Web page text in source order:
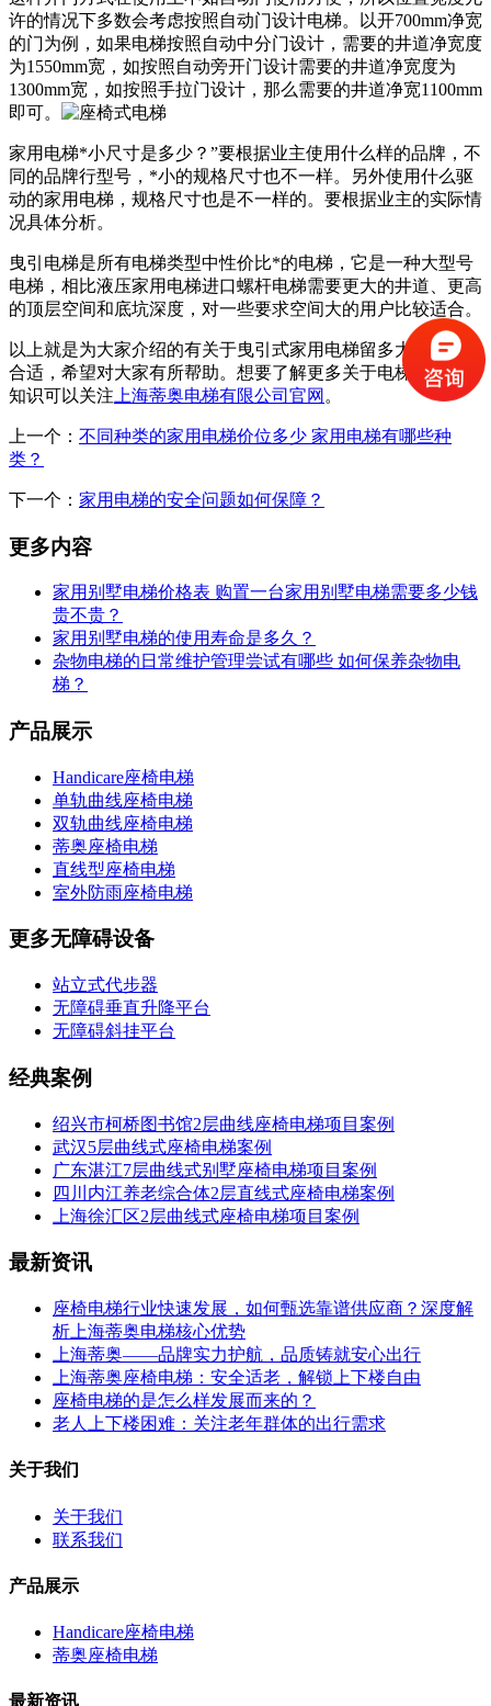
许的情况下多数会考虑按照自动门设计电梯。以开700mm净宽
的门为例，如果电梯按照自动中分门设计，需要的井道净宽度
为1550mm宽，如按照自动旁开门设计需要的井道净宽度为
1300mm宽，如按照手拉门设计，那么需要的井道净宽1100mm
即可。
家用电梯*小尺寸是多少？”要根据业主使用什么样的品牌，不
同的品牌行型号，*小的规格尺寸也不一样。另外使用什么驱
动的家用电梯，规格尺寸也是不一样的。要根据业主的实际情
况具体分析。
曳引电梯是所有电梯类型中性价比*的电梯，它是一种大型号
电梯，相比液压家用电梯进口螺杆电梯需要更大的井道、更高
的顶层空间和底坑深度，对一些要求空间大的用户比较适合。
以上就是为大家介绍的有关于曳引式家用电梯留多大尺寸井道
合适，希望对大家有所帮助。想要了解更多关于电梯方面的小
知识可以关注 上海蒂奥电梯有限公司官网 。
上一个： 不同种类的家用电梯价位多少 家用电梯有哪些种
类？
下一个： 家用电梯的安全问题如何保障？
更多内容
家用别墅电梯价格表 购置一台家用别墅电梯需要多少钱
贵不贵？
家用别墅电梯的使用寿命是多久？
杂物电梯的日常维护管理尝试有哪些 如何保养杂物电
梯？
产品展示
Handicare座椅电梯
单轨曲线座椅电梯
双轨曲线座椅电梯
蒂奥座椅电梯
直线型座椅电梯
室外防雨座椅电梯
更多无障碍设备
站立式代步器
无障碍垂直升降平台
无障碍斜挂平台
经典案例
绍兴市柯桥图书馆2层曲线座椅电梯项目案例
武汉5层曲线式座椅电梯案例
广东湛江7层曲线式别墅座椅电梯项目案例
四川内江养老综合体2层直线式座椅电梯案例
上海徐汇区2层曲线式座椅电梯项目案例
最新资讯
座椅电梯行业快速发展，如何甄选靠谱供应商？深度解
析上海蒂奥电梯核心优势
上海蒂奥——品牌实力护航，品质铸就安心出行
上海蒂奥座椅电梯：安全适老，解锁上下楼自由
座椅电梯的是怎么样发展而来的？
老人上下楼困难：关注老年群体的出行需求
关于我们
关于我们
联系我们
产品展示
Handicare座椅电梯
蒂奥座椅电梯
最新资讯